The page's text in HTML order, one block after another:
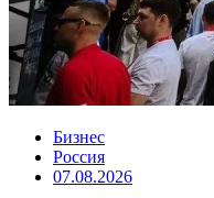
Бизнес
Россия
07.08.2026